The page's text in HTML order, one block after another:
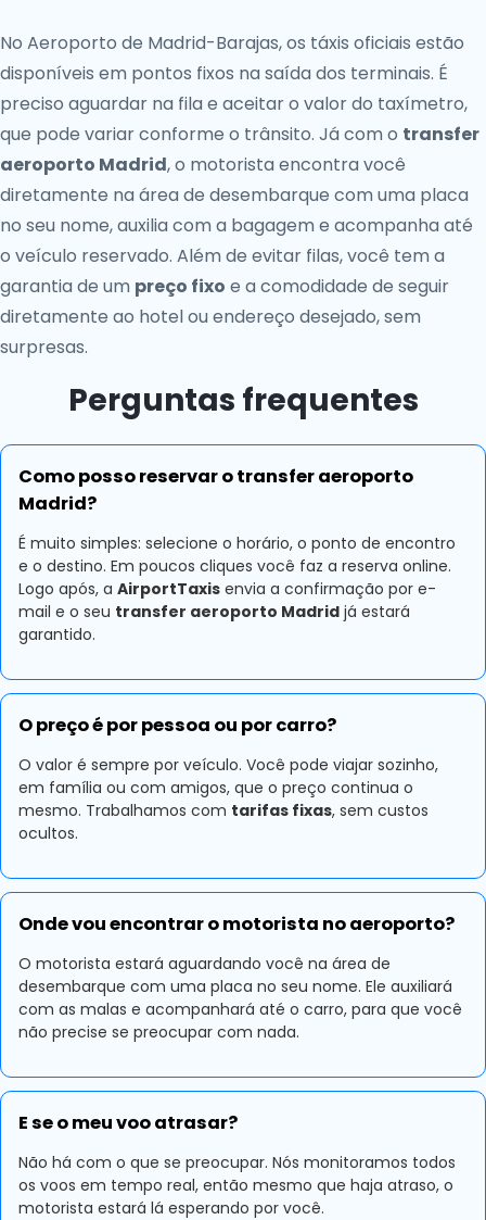
No Aeroporto de Madrid-Barajas, os táxis oficiais estão
disponíveis em pontos fixos na saída dos terminais. É
preciso aguardar na fila e aceitar o valor do taxímetro,
que pode variar conforme o trânsito. Já com o transfer
aeroporto Madrid, o motorista encontra você
diretamente na área de desembarque com uma placa
no seu nome, auxilia com a bagagem e acompanha até
o veículo reservado. Além de evitar filas, você tem a
garantia de um preço fixo e a comodidade de seguir
diretamente ao hotel ou endereço desejado, sem
surpresas.
Perguntas frequentes
Como posso reservar o transfer aeroporto
Madrid?
É muito simples: selecione o horário, o ponto de encontro
e o destino. Em poucos cliques você faz a reserva online.
Logo após, a AirportTaxis envia a confirmação por e-
mail e o seu transfer aeroporto Madrid já estará
garantido.
O preço é por pessoa ou por carro?
O valor é sempre por veículo. Você pode viajar sozinho,
em família ou com amigos, que o preço continua o
mesmo. Trabalhamos com tarifas fixas, sem custos
ocultos.
Onde vou encontrar o motorista no aeroporto?
O motorista estará aguardando você na área de
desembarque com uma placa no seu nome. Ele auxiliará
com as malas e acompanhará até o carro, para que você
não precise se preocupar com nada.
E se o meu voo atrasar?
Não há com o que se preocupar. Nós monitoramos todos
os voos em tempo real, então mesmo que haja atraso, o
motorista estará lá esperando por você.